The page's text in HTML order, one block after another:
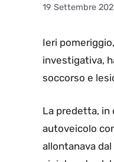
19 Settembre
Ieri
investigativa,
soccorso e
La predetta, in
autoveicolo
allontanava